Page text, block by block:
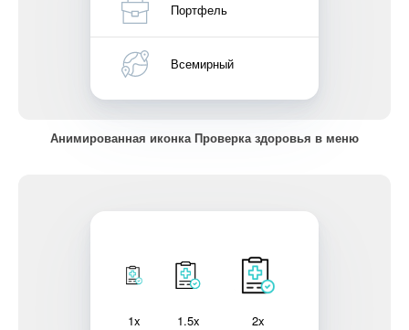
Портфель
Всемирный
Анимированная иконка Проверка здоровья в меню
1x 1.5x 2x